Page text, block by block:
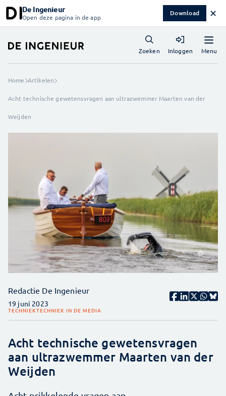
De Ingenieur
Open deze pagina in de app Download ✕
Menu
Zoeken Inloggen
Home Artikelen
Acht technische gewetensvragen aan ultrazwemmer Maarten van der
Weijden
Redactie De Ingenieur
19 juni 2023
TECHNIEKTECHNIEK IN DE MEDIA
Acht technische gewetensvragen
aan ultrazwemmer Maarten van der
Weijden